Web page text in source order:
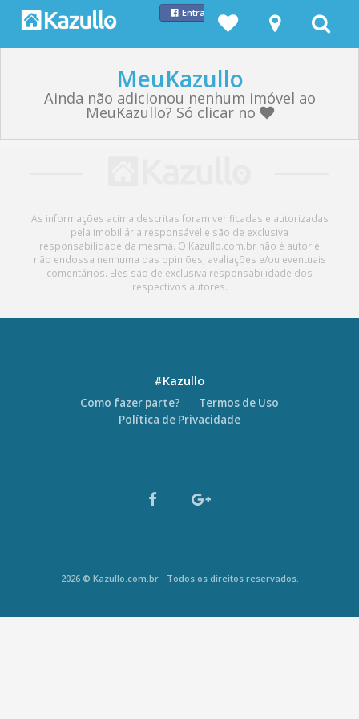
Entrar com Facebook
MeuKazullo
Ainda não adicionou nenhum imóvel ao
MeuKazullo? Só clicar no
As informações acima descritas foram verificadas e autorizadas
pela imobiliária responsável e são de exclusiva
responsabilidade da mesma. O Kazullo.com.br não é autor e
não endossa nenhuma das opiniões, avaliações e/ou eventuais
comentários. Eles são de exclusiva responsabilidade dos
respectivos autores.
#Kazullo
Como fazer parte?
Termos de Uso
Política de Privacidade
2026 © Kazullo.com.br - Todos os direitos reservados.